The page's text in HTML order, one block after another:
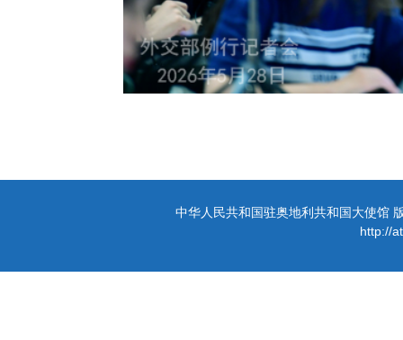
中华人民共和国驻奥地利共和国大使馆
http://